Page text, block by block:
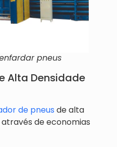
pneus
Alta Densidade
de pneus de alta
de economias